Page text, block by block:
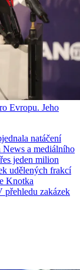
Evropu. Jeho
natáčení
a mediálního
jeden milion
udělených frakcí
Knotka
přehledu zakázek